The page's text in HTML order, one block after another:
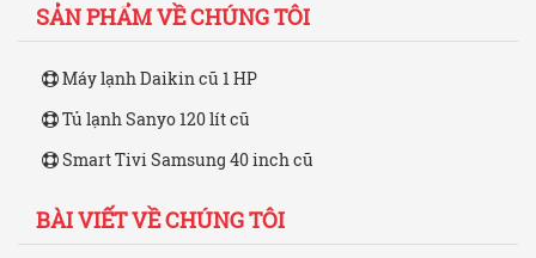
SẢN PHẨM VỀ CHÚNG TÔI
Máy lạnh Daikin cũ 1 HP
Tủ lạnh Sanyo 120 lít cũ
Smart Tivi Samsung 40 inch cũ
BÀI VIẾT VỀ CHÚNG TÔI